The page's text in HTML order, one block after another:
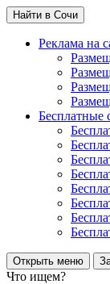
Найти в Сочи
Реклама на
Бесплатные
Открыть меню
Что ищем?